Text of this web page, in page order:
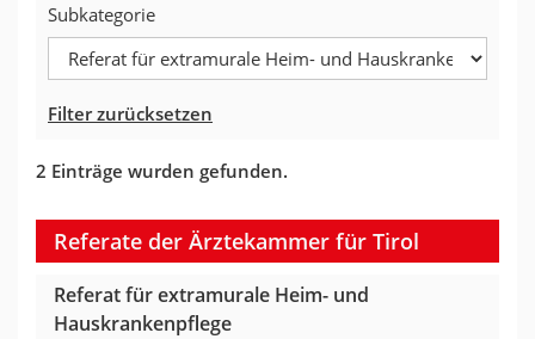
Subkategorie
Filter zurücksetzen
2 Einträge wurden gefunden.
Referate der Ärztekammer für Tirol
Referat für extramurale Heim- und
Hauskrankenpflege